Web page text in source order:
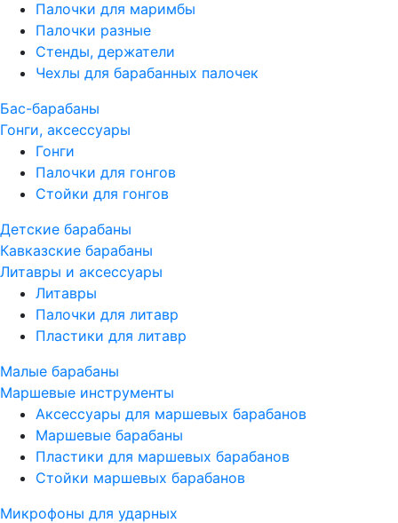
Палочки для маримбы
Палочки разные
Стенды, держатели
Чехлы для барабанных палочек
Бас-барабаны
Гонги, аксессуары
Гонги
Палочки для гонгов
Стойки для гонгов
Детские барабаны
Кавказские барабаны
Литавры и аксессуары
Литавры
Палочки для литавр
Пластики для литавр
Малые барабаны
Маршевые инструменты
Аксессуары для маршевых барабанов
Маршевые барабаны
Пластики для маршевых барабанов
Стойки маршевых барабанов
Микрофоны для ударных